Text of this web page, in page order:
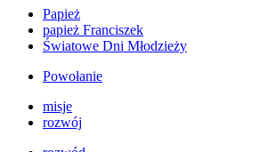
Papież
papież Franciszek
Światowe Dni Młodzieży
Powołanie
misje
rozwój